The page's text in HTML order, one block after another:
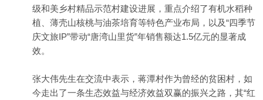
级和美乡村精品示范村建设进展，重点介绍了有机水稻种
植、薄壳山核桃与油茶培育等特色产业布局，以及“四季节
庆文旅IP”带动“唐湾山里货”年销售额达1.5亿元的显著成
效。
张大伟先生在交流中表示，蒋潭村作为曾经的贫困村，如
今走出了一条生态效益与经济效益双赢的振兴之路，其“红